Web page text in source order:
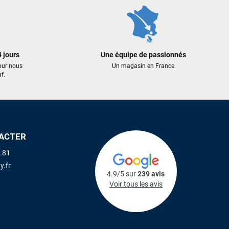
jours
nous
Une équipe de passionnés
Un magasin en France
4.9/5 sur239 avis
Voir tous les avis